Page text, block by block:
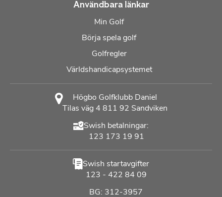
Användbara länkar
Min Golf
Börja spela golf
Golfregler
Världshandicapsystemet
Högbo Golfklubb Daniel
Tilas väg 4 811 92 Sandviken
Swish betalningar:
123 173 19 91
Swish startavgifter
123 - 422 84 09
BG: 312-3957